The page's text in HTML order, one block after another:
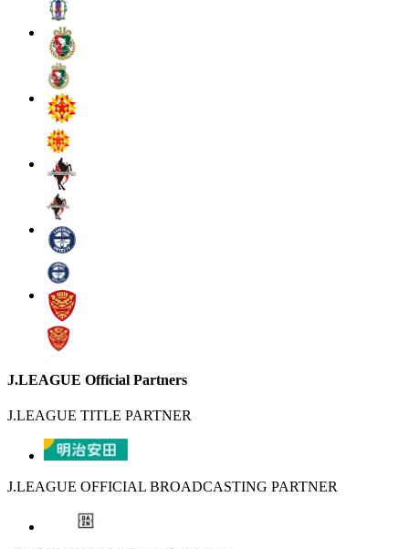
J.LEAGUE Official Partners
J.LEAGUE TITLE PARTNER
J.LEAGUE OFFICIAL BROADCASTING PARTNER